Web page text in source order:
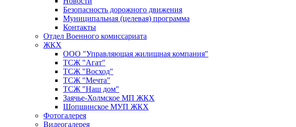
Безопасность дорожного движения
Муниципальная (целевая) программа
Контакты
Отдел Военного комиссариата
ЖКХ
ООО "Управляющая жилищная компания"
ТСЖ "Агат"
ТСЖ "Восход"
ТСЖ "Мечта"
ТСЖ "Наш дом"
Заячье-Холмское МП ЖКХ
Шопшинское МУП ЖКХ
Фотогалерея
Видеогалерея